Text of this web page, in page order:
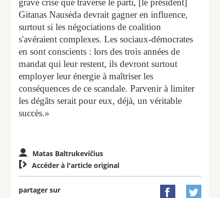
grave crise que traverse le parti, [le président]
Gitanas Nausėda devrait gagner en influence,
surtout si les négociations de coalition
s'avéraient complexes. Les sociaux-démocrates
en sont conscients : lors des trois années de
mandat qui leur restent, ils devront surtout
employer leur énergie à maîtriser les
conséquences de ce scandale. Parvenir à limiter
les dégâts serait pour eux, déjà, un véritable
succès.»
Matas Baltrukevičius
 Accéder à l'article original
partager sur  